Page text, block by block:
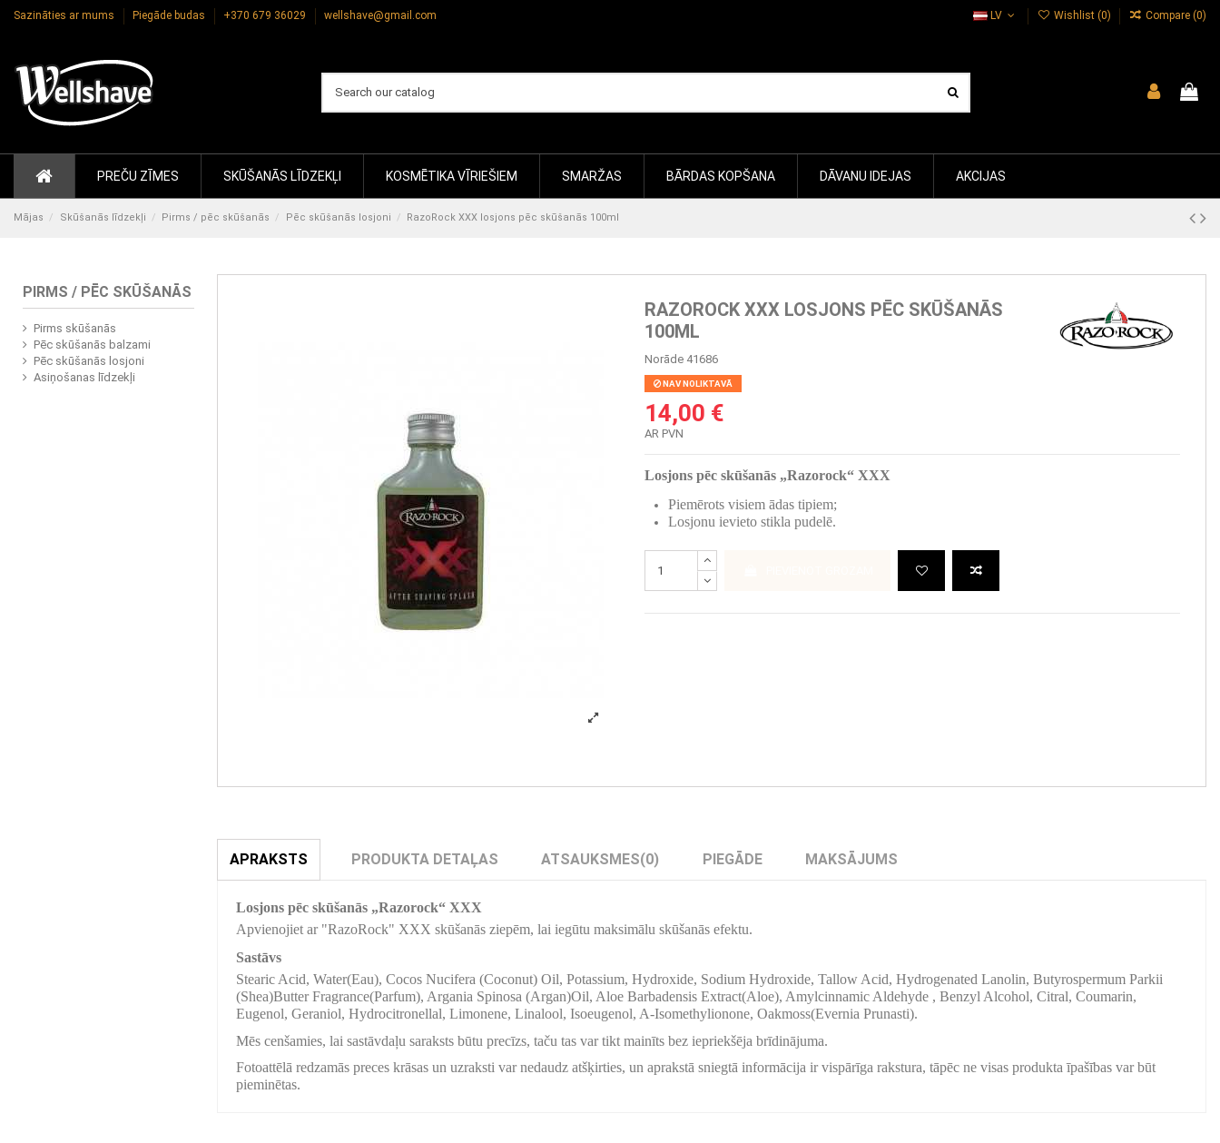
Sazināties ar mums Piegāde budas +370 679 36029 wellshave@gmail.com LV Wishlist (0) Compare (0)
PREČU ZĪMES SKŪŠANĀS LĪDZEKĻI KOSMĒTIKA VĪRIEŠIEM SMARŽAS BĀRDAS KOPŠANA DĀVANU IDEJAS AKCIJAS
Mājas Skūšanās līdzekļi Pirms / pēc skūšanās Pēc skūšanās losjoni RazoRock XXX losjons pēc skūšanās 100ml
RAZOROCK XXX LOSJONS PĒC SKŪŠANĀS
100ML
Norāde 41686
NAV NOLIKTAVĀ
14,00 €
AR PVN
Losjons pēc skūšanās „Razorock“ XXX
Piemērots visiem ādas tipiem;
Losjonu ievieto stikla pudelē.
APRAKSTS PRODUKTA DETAĻAS ATSAUKSMES(0) PIEGĀDE MAKSĀJUMS
Losjons pēc skūšanās „Razorock“ XXX
Apvienojiet ar "RazoRock" XXX skūšanās ziepēm, lai iegūtu maksimālu skūšanās efektu.
Sastāvs
Stearic Acid, Water(Eau), Cocos Nucifera (Coconut) Oil, Potassium, Hydroxide, Sodium Hydroxide, Tallow Acid, Hydrogenated Lanolin, Butyrospermum Parkii
(Shea)Butter Fragrance(Parfum), Argania Spinosa (Argan)Oil, Aloe Barbadensis Extract(Aloe), Amylcinnamic Aldehyde , Benzyl Alcohol, Citral, Coumarin,
Eugenol, Geraniol, Hydrocitronellal, Limonene, Linalool, Isoeugenol, A-Isomethylionone, Oakmoss(Evernia Prunasti).
Mēs cenšamies, lai sastāvdaļu saraksts būtu precīzs, taču tas var tikt mainīts bez iepriekšēja brīdinājuma.
Fotoattēlā redzamās preces krāsas un uzraksti var nedaudz atšķirties, un aprakstā sniegtā informācija ir vispārīga rakstura, tāpēc ne visas produkta īpašības var būt
pieminētas.
PIRMS / PĒC SKŪŠANĀS
Pirms skūšanās
Pēc skūšanās balzami
Pēc skūšanās losjoni
Asiņošanas līdzekļi